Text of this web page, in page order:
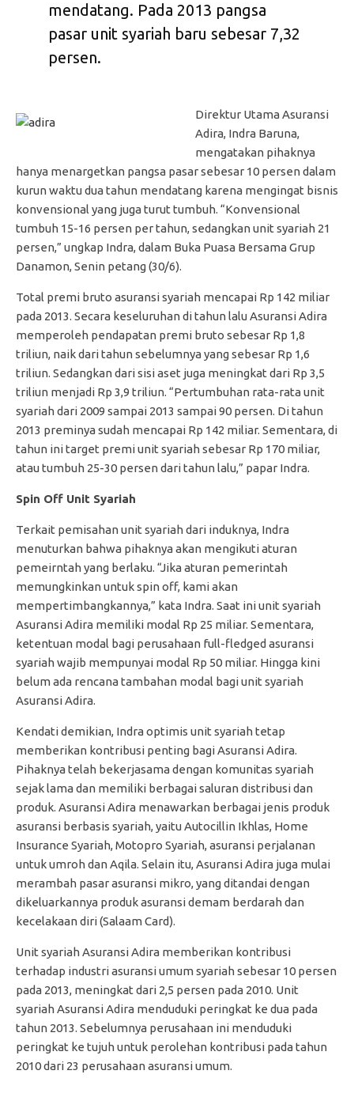
mendatang. Pada 2013 pangsa
pasar unit syariah baru sebesar 7,32
persen.
Direktur Utama Asuransi
Adira, Indra Baruna,
mengatakan pihaknya
hanya menargetkan pangsa pasar sebesar 10 persen dalam
kurun waktu dua tahun mendatang karena mengingat bisnis
konvensional yang juga turut tumbuh. “Konvensional
tumbuh 15-16 persen per tahun, sedangkan unit syariah 21
persen,” ungkap Indra, dalam Buka Puasa Bersama Grup
Danamon, Senin petang (30/6).
Total premi bruto asuransi syariah mencapai Rp 142 miliar
pada 2013. Secara keseluruhan di tahun lalu Asuransi Adira
memperoleh pendapatan premi bruto sebesar Rp 1,8
triliun, naik dari tahun sebelumnya yang sebesar Rp 1,6
triliun. Sedangkan dari sisi aset juga meningkat dari Rp 3,5
triliun menjadi Rp 3,9 triliun. “Pertumbuhan rata-rata unit
syariah dari 2009 sampai 2013 sampai 90 persen. Di tahun
2013 preminya sudah mencapai Rp 142 miliar. Sementara, di
tahun ini target premi unit syariah sebesar Rp 170 miliar,
atau tumbuh 25-30 persen dari tahun lalu,” papar Indra.
Spin Off Unit Syariah
Terkait pemisahan unit syariah dari induknya, Indra
menuturkan bahwa pihaknya akan mengikuti aturan
pemeirntah yang berlaku. “Jika aturan pemerintah
memungkinkan untuk spin off, kami akan
mempertimbangkannya,” kata Indra. Saat ini unit syariah
Asuransi Adira memiliki modal Rp 25 miliar. Sementara,
ketentuan modal bagi perusahaan full-fledged asuransi
syariah wajib mempunyai modal Rp 50 miliar. Hingga kini
belum ada rencana tambahan modal bagi unit syariah
Asuransi Adira.
Kendati demikian, Indra optimis unit syariah tetap
memberikan kontribusi penting bagi Asuransi Adira.
Pihaknya telah bekerjasama dengan komunitas syariah
sejak lama dan memiliki berbagai saluran distribusi dan
produk. Asuransi Adira menawarkan berbagai jenis produk
asuransi berbasis syariah, yaitu Autocillin Ikhlas, Home
Insurance Syariah, Motopro Syariah, asuransi perjalanan
untuk umroh dan Aqila. Selain itu, Asuransi Adira juga mulai
merambah pasar asuransi mikro, yang ditandai dengan
dikeluarkannya produk asuransi demam berdarah dan
kecelakaan diri (Salaam Card).
Unit syariah Asuransi Adira memberikan kontribusi
terhadap industri asuransi umum syariah sebesar 10 persen
pada 2013, meningkat dari 2,5 persen pada 2010. Unit
syariah Asuransi Adira menduduki peringkat ke dua pada
tahun 2013. Sebelumnya perusahaan ini menduduki
peringkat ke tujuh untuk perolehan kontribusi pada tahun
2010 dari 23 perusahaan asuransi umum.